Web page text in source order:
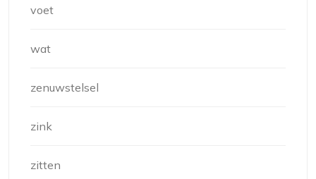
voet
wat
zenuwstelsel
zink
zitten